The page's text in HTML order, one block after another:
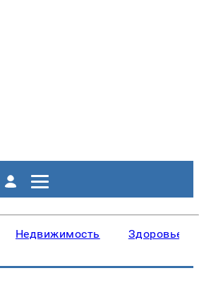
Недвижимость Здоровье